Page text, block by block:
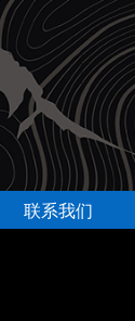
联系我们